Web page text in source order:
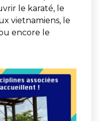
le karaté, le
vietnamiens, le
encore le